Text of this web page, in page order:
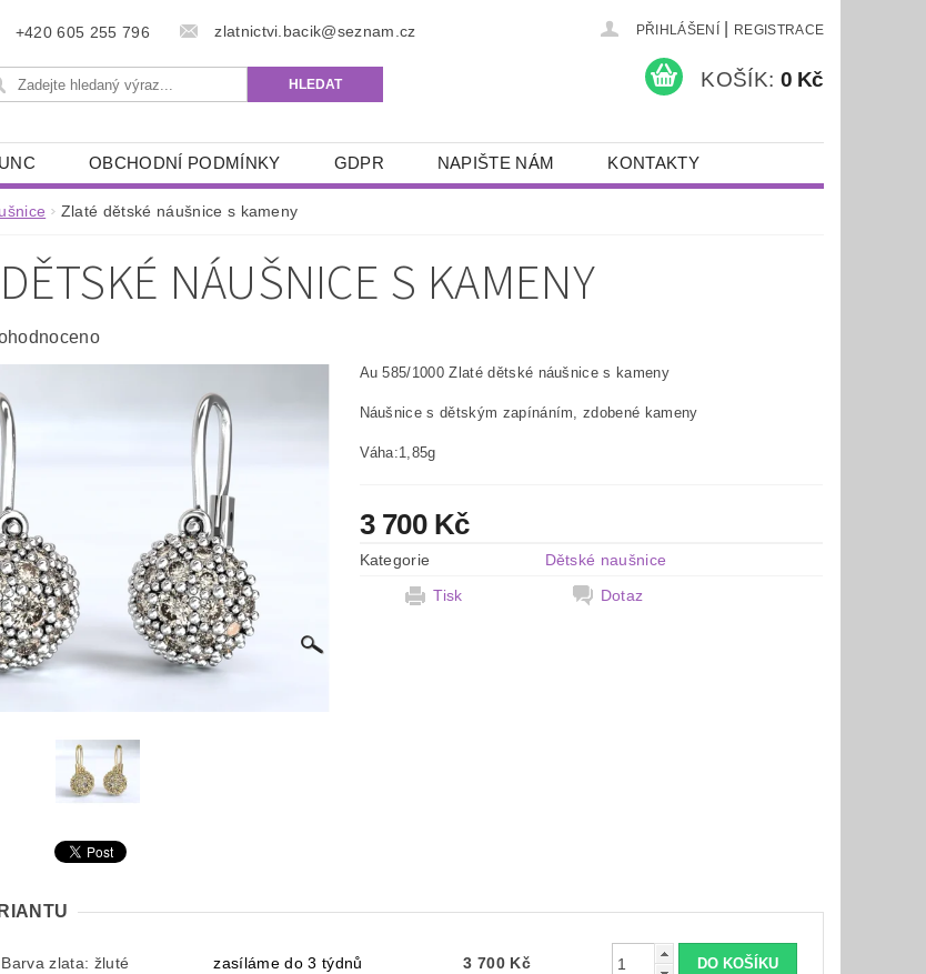
+420 605 255 796 zlatnictvi.bacik@seznam.cz PŘIHLÁŠENÍ REGISTRACE
KOŠÍK: 0 Kč
OBCHODNÍ PODMÍNKY GDPR NAPIŠTE NÁM KONTAKTY
Zlaté dětské náušnice s kameny
NÁUŠNICE S KAMENY
Au 585/1000 Zlaté dětské náušnice s kameny
Náušnice s dětským zapínáním, zdobené kameny
Váha:1,85g
3 700 Kč
Kategorie
Dětské naušnice
Tisk
Dotaz
Barva zlata: žluté zasíláme do 3 týdnů 3 700 Kč